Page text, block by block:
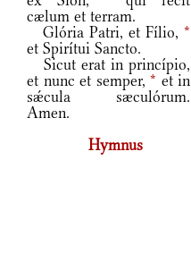
cælum et terram.
Glória Patri, et Fílio, *
et Spirítui Sancto.
Sicut erat in princípio,
et nunc et semper, * et in
sǽcula sæculórum.
Amen.
Hymnus